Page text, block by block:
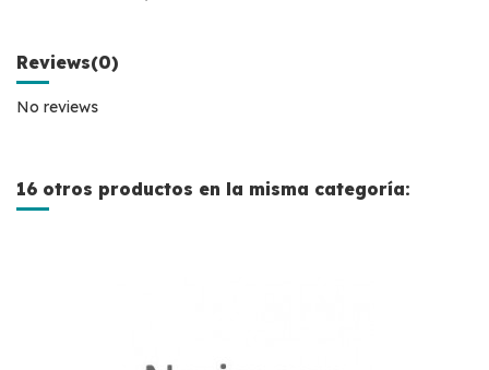
Reviews(0)
No reviews
16 otros productos en la misma categoría: